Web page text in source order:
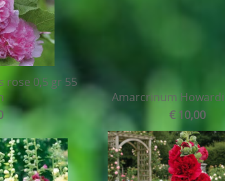
rose 0,5 gr 55
Amarcrinum
€ 10,00